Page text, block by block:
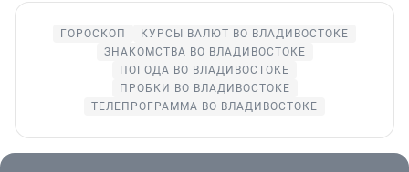
ГОРОСКОП
КУРСЫ ВАЛЮТ ВО ВЛАДИВОСТОКЕ
ЗНАКОМСТВА ВО ВЛАДИВОСТОКЕ
ПОГОДА ВО ВЛАДИВОСТОКЕ
ПРОБКИ ВО ВЛАДИВОСТОКЕ
ТЕЛЕПРОГРАММА ВО ВЛАДИВОСТОКЕ